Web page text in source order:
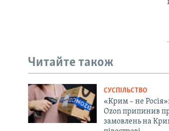
Читайте також
СУСПІЛЬСТВО
«Крим – не
Ozon припинив
замовлень на